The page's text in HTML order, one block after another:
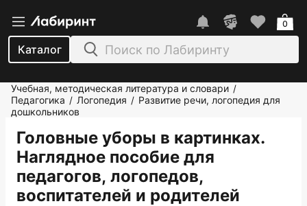
Каталог
0
Учебная, методическая литература и словари /
Педагогика / Логопедия / Развитие речи, логопедия для
дошкольников
Головные уборы в картинках.
Наглядное пособие для
педагогов, логопедов,
воспитателей и родителей